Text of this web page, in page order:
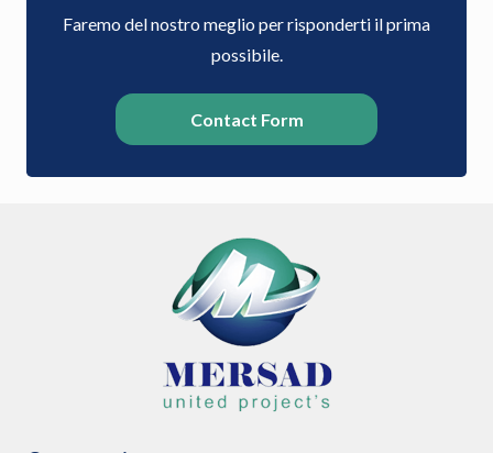
Faremo del nostro meglio per risponderti il prima
possibile.
Contact Form